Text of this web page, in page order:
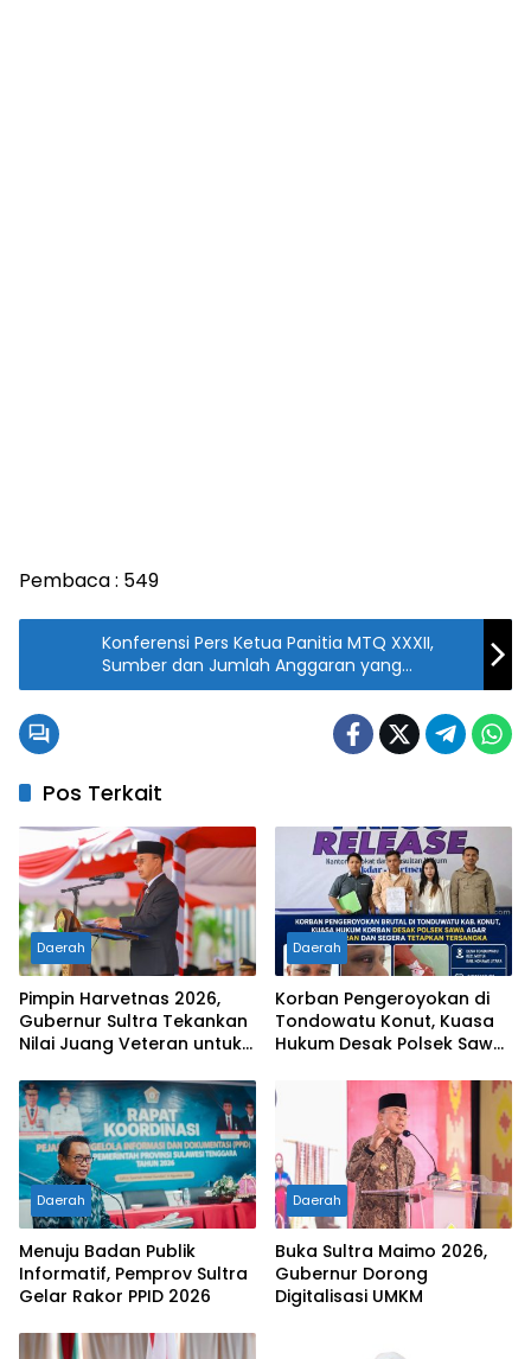
Pembaca : 549
Konferensi Pers Ketua Panitia MTQ XXXII,
Sumber dan Jumlah Anggaran yang
Dialokasikan
Pos Terkait
Daerah
Pimpin Harvetnas 2026,
Gubernur Sultra Tekankan
Nilai Juang Veteran untuk
Daerah
Korban Pengeroyokan di
Tondowatu Konut, Kuasa
Hukum Desak Polsek Sawa
Tetapkan Tersangka
Daerah
Menuju Badan Publik
Informatif, Pemprov Sultra
Gelar Rakor PPID 2026
Daerah
Buka Sultra Maimo 2026,
Gubernur Dorong
Digitalisasi UMKM